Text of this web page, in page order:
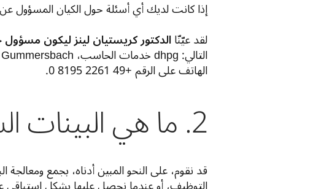
إذا كانت لديك أي أسئلة حول الكيان المسؤول
لقد عيّنّا الدكتور كريستيان لينز ليكون مسؤول
الهاتف على الرقم +49 2261 8195 0.
2. ما هي البينات الشخصية التي نجمعها وكيف نجمعها؟